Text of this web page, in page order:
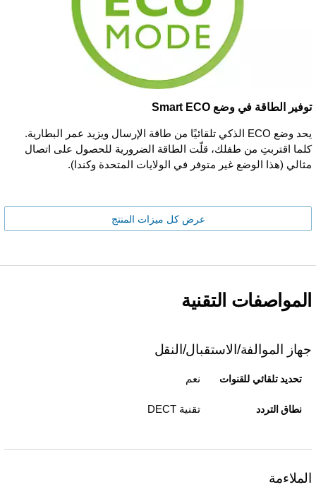
توفير الطاقة في وضع Smart ECO
يحد وضع ECO الذكي تلقائيًا من طاقة الإرسال ويزيد عمر البطارية.
كلما اقتربتِ من طفلك، قلّت الطاقة الضرورية للحصول على اتصال
مثالي (هذا الوضع غير متوفر في الولايات المتحدة وكندا).
عرض كل ميزات المنتج
المواصفات التقنية
جهاز الموالفة/الاستقبال/النقل
تحديد تلقائي للقنوات نعم
نطاق التردد تقنية DECT
الملاءمة